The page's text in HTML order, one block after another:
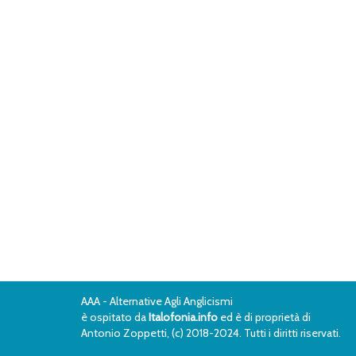
AAA - Alternative Agli Anglicismi
è ospitato daItalofonia.info ed è di proprietà di
Antonio Zoppetti, (c) 2018-2024. Tutti i diritti riservati.